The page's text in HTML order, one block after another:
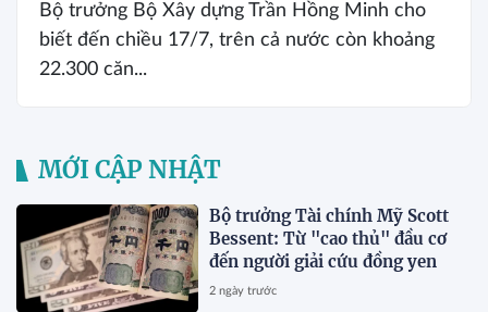
Bộ trưởng Bộ Xây dựng Trần Hồng Minh cho
biết đến chiều 17/7, trên cả nước còn khoảng
22.300 căn...
MỚI CẬP NHẬT
Bộ trưởng Tài chính Mỹ Scott
Bessent: Từ "cao thủ" đầu cơ
đến người giải cứu đồng yen
2 ngày trước